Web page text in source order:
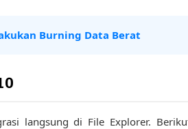
Burning Data Berat
langsung di File Explorer.